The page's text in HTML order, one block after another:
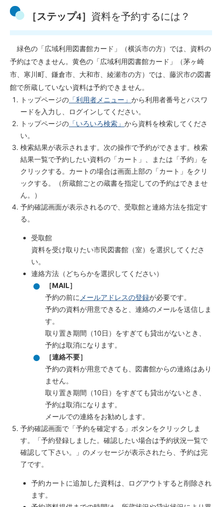
［ステップ4］ 資料を予約するには？
緑色の「広域利用図書館カード」（横浜市の方）では、資料の
予約はできません。黄色の「広域利用図書館カード」（茅ヶ崎
市、寒川町、鎌倉市、大和市、綾瀬市の方）では、藤沢市の図書
館で所蔵していない資料は予約できません。
トップページの 「利用者メニュー」 から利用者番号とパスワ
ードを入力し、ログインしてください。
トップページの 「いろいろ検索」 から資料を検索してくださ
い。
検索結果が表示されます。次の操作で予約ができます。検索
結果一覧で予約したい資料の「カート」、または「予約」を
クリックする。カートの場合は画面上部の「カート」をクリ
ックする。（所蔵館ごとの蔵書を指定しての予約はできませ
ん。）
予約確認画面が表示されるので、受取館と連絡方法を指定す
る。
受取館
資料を受け取りたい市民図書館（室）を選択してくださ
い。
連絡方法（どちらかを選択してください）
［MAIL］
予約の前に メールアドレスの登録が必要です。
予約の資料が用意できると、連絡のメールを送信しま
す。
取り置き期間（10日）をすぎても貸出がないとき、
予約は取消になります。
［連絡不要］
予約の資料が用意できても、図書館からの連絡はあり
ません。
取り置き期間（10日）をすぎても貸出がないとき、
予約は取消になります。
メールでの連絡をお勧めします。
予約確認画面で「予約を確定する」ボタンをクリックしま
す。「予約登録しました。確認したい場合は予約状況一覧で
確認して下さい。」のメッセージが表示されたら、予約は完
了です。
予約カートに追加した資料は、ログアウトすると削除され
ます。